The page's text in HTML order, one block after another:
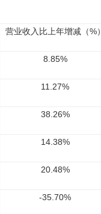
营业收入比上年增减（%）
8.85%
11.27%
38.26%
14.38%
20.48%
-35.70%